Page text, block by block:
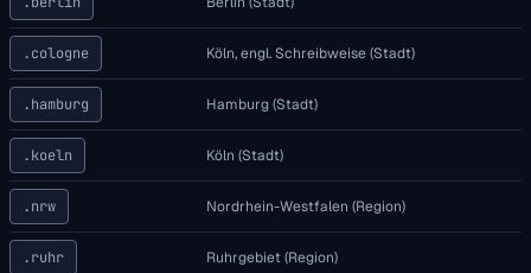
.cologne Köln, engl. Schreibweise (Stadt)
.hamburg Hamburg (Stadt)
.koeln Köln (Stadt)
.nrw Nordrhein-Westfalen (Region)
.ruhr Ruhrgebiet (Region)